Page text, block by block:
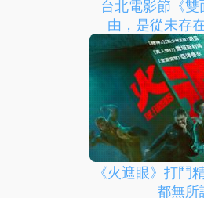
台北電影節《雙
由，是從未存
《火遮眼》打鬥
都無所